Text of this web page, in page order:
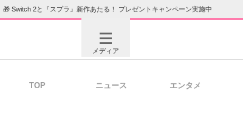
🎁 Switch 2と『スプラ』新作あたる！ プレゼントキャンペーン実施中
メディア
TOP ニュース エンタメ